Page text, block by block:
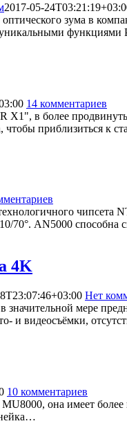
2017-05-
зума в
функциями
14 комментариев
X1", в более
чтобы приблизиться к
70°. AN5000 способна
4K
Нет
мере
и видеосъёмки,
10 комментариев
она имеет